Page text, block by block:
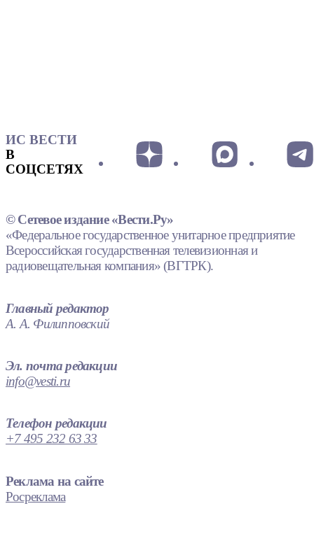
ИС ВЕСТИ
В
СОЦСЕТЯХ
© Сетевое издание «Вести.Ру»
«Федеральное государственное унитарное предприятие
Всероссийская государственная телевизионная и
радиовещательная компания» (ВГТРК).
Главный редактор
А. А. Филипповский
Эл. почта редакции
info@vesti.ru
Телефон редакции
+7 495 232 63 33
Реклама на сайте
Росреклама